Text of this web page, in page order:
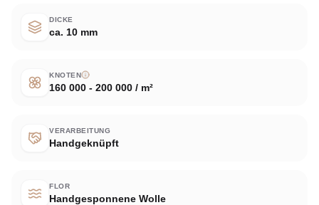
DICKE
ca. 10 mm
KNOTEN
160 000 - 200 000 / m²
VERARBEITUNG
Handgeknüpft
FLOR
Handgesponnene Wolle